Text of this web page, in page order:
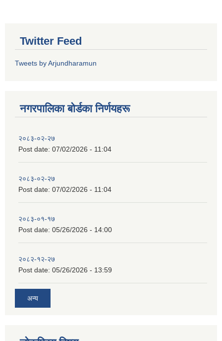
Twitter Feed
Tweets by Arjundharamun
नगरपालिका बाेर्डका निर्णयहरू
२०८३-०२-२७
Post date: 07/02/2026 - 11:04
२०८३-०२-२७
Post date: 07/02/2026 - 11:04
२०८३-०१-१७
Post date: 05/26/2026 - 14:00
२०८२-१२-२७
Post date: 05/26/2026 - 13:59
अन्य